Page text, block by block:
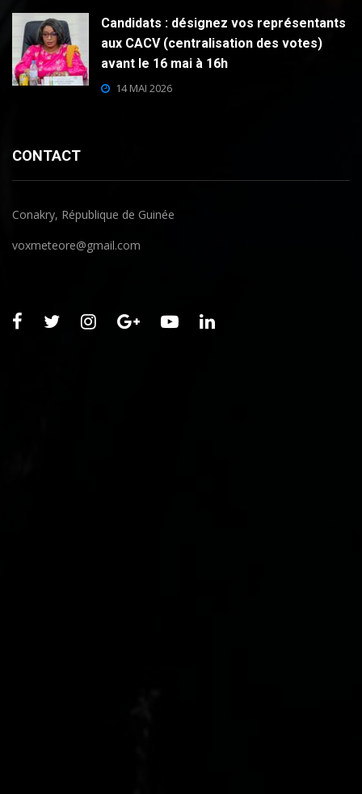
Candidats : désignez vos représentants
aux CACV (centralisation des votes)
avant le 16 mai à 16h
14 MAI 2026
CONTACT
Conakry, République de Guinée
voxmeteore@gmail.com